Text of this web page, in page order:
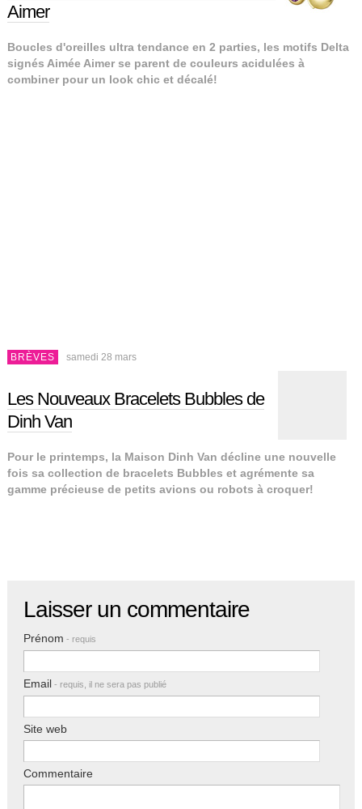
Aimer
Boucles d'oreilles ultra tendance en 2 parties, les motifs Delta
signés Aimée Aimer se parent de couleurs acidulées à
combiner pour un look chic et décalé!
BRÈVES samedi 28 mars
Les Nouveaux Bracelets Bubbles de
Dinh Van
Pour le printemps, la Maison Dinh Van décline une nouvelle
fois sa collection de bracelets Bubbles et agrémente sa
gamme précieuse de petits avions ou robots à croquer!
Laisser un commentaire
Prénom - requis
Email - requis, il ne sera pas publié
Site web
Commentaire